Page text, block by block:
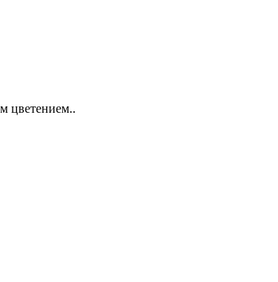
цветением..